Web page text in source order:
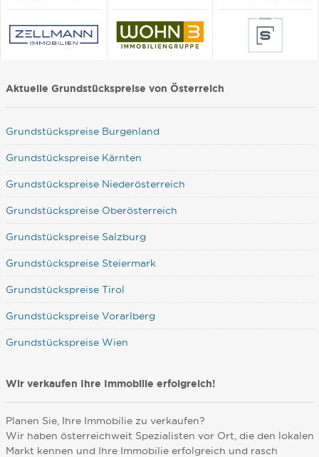
Aktuelle Grundstückspreise von Österreich
Grundstückspreise Burgenland
Grundstückspreise Kärnten
Grundstückspreise Niederösterreich
Grundstückspreise Oberösterreich
Grundstückspreise Salzburg
Grundstückspreise Steiermark
Grundstückspreise Tirol
Grundstückspreise Vorarlberg
Grundstückspreise Wien
Wir verkaufen Ihre Immobilie erfolgreich!
Planen Sie, Ihre Immobilie zu verkaufen?
Wir haben österreichweit Spezialisten vor Ort, die den lokalen
Markt kennen und Ihre Immobilie erfolgreich und rasch